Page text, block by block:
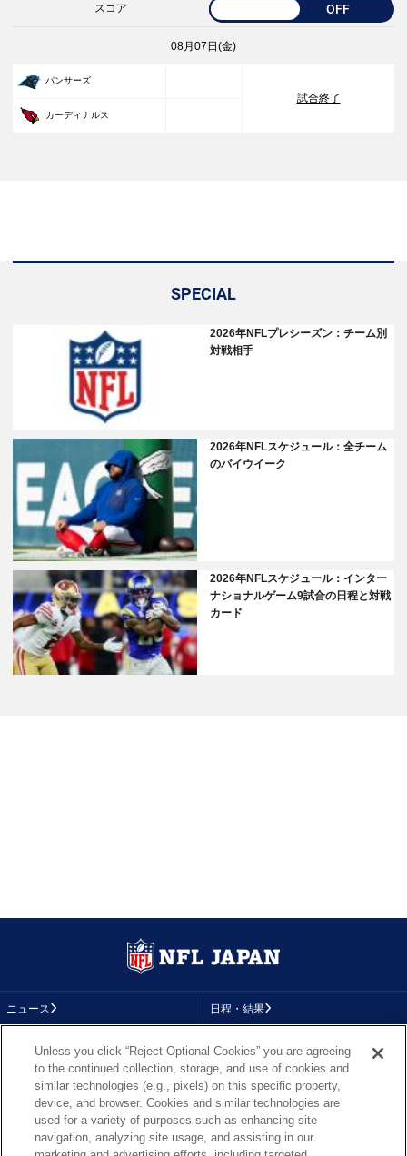
スコア OFF
08月07日(金)
パンサーズ
試合終了
カーディナルス
SPECIAL
2026年NFLプレシーズン：チーム別
対戦相手
2026年NFLスケジュール：全チーム
のバイウイーク
2026年NFLスケジュール：インター
ナショナルゲーム9試合の日程と対戦
カード
ニュース 日程・結果
コラム テレビ
画像
チーム 順位表
選手成績 About NFL
Unless you click “Reject Optional Cookies” you are agreeing
to the continued collection, storage, and use of cookies and
similar technologies (e.g., pixels) on this specific property,
device, and browser. Cookies and similar technologies are
used for a variety of purposes such as enhancing site
navigation, analyzing site usage, and assisting in our